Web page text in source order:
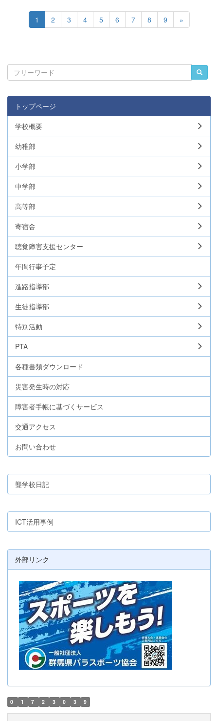
1 2 3 4 5 6 7 8 9 »
トップページ
学校概要
幼稚部
小学部
中学部
高等部
寄宿舎
聴覚障害支援センター
年間行事予定
進路指導部
生徒指導部
特別活動
PTA
各種書類ダウンロード
災害発生時の対応
障害者手帳に基づくサービス
交通アクセス
お問い合わせ
聾学校日記
ICT活用事例
外部リンク
0 1 7 2 3 0 3 9